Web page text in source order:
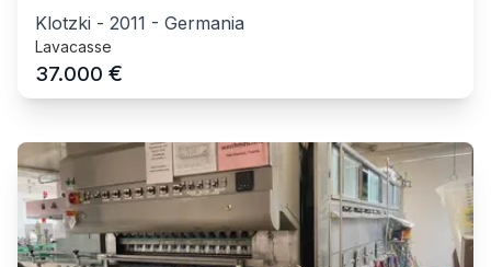
Klotzki - 2011 - Germania
Lavacasse
37.000 €